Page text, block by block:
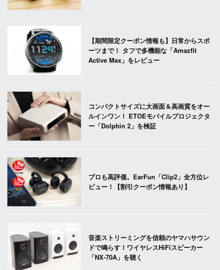
【期間限定クーポン情報も】日常からスポ
ーツまで！ タフで多機能な「Amazfit
Active Max」をレビュー
コンパクトサイズに大画面＆高画質をオー
ルインワン！ ETOEモバイルプロジェクタ
ー「Dolphin 2」を検証
プロも高評価。EarFun「Clip2」全方位レ
ビュー！【割引クーポン情報あり】
音楽ストリーミングを信頼のヤマハサウン
ドで鳴らす！ワイヤレスHiFiスピーカー
「NX-70A」を聴く